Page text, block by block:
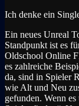
Ich denke ein
Ein neues Unreal
Standpunkt ist es
Oldschool Online
es zahlreiche
da, sind in Spieler
wie Alt und Neu
gefunden. Wenn